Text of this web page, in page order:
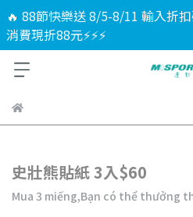
🔥 88節快樂送 8/5-8/11 輸入折
消費現折88元⚡⚡⚡
史壯熊貼紙 3入$60
Mua 3 miếng,Bạn có thể thưởng